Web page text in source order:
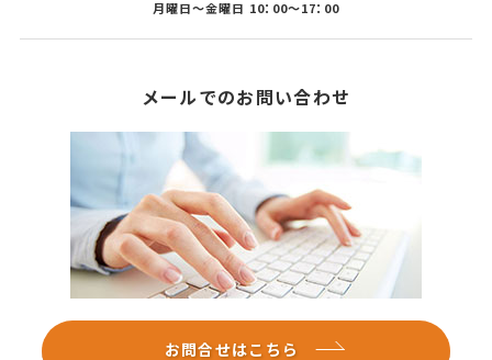
月曜日～金曜日 10：00～17：00
メールでのお問い合わせ
お問合せはこちら